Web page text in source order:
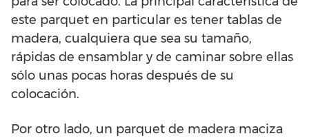
este parquet en particular es tener tablas de
madera, cualquiera que sea su tamaño,
rápidas de ensamblar y de caminar sobre ellas
sólo unas pocas horas después de su
colocación.
Por otro lado, un parquet de madera maciza